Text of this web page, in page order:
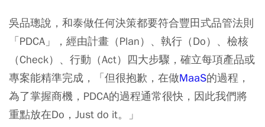
吳品璁說，和泰做任何決策都要符合豐田式品管法則
「PDCA」，經由計畫（Plan）、執行（Do）、檢核
（Check）、行動（Act）四大步驟，確立每項產品或
專案能精準完成，「但很抱歉，在做MaaS的過程，
為了掌握商機，PDCA的過程通常很快，因此我們將
重點放在Do，Just do it。」